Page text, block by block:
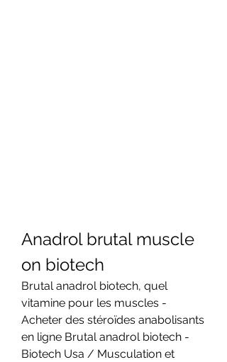
Anadrol brutal muscle
on biotech
Brutal anadrol biotech, quel
vitamine pour les muscles -
Acheter des stéroïdes anabolisants
en ligne Brutal anadrol biotech -
Biotech Usa / Musculation et